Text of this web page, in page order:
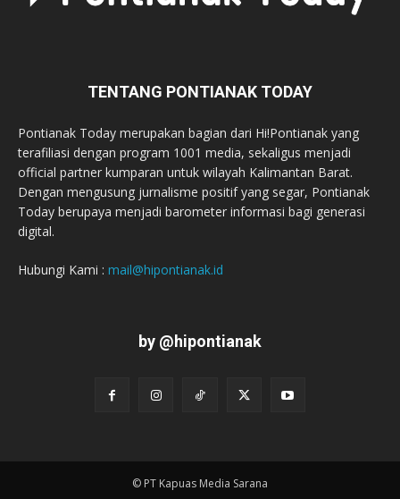
TENTANG PONTIANAK TODAY
Pontianak Today merupakan bagian dari Hi!Pontianak yang
terafiliasi dengan program 1001 media, sekaligus menjadi
official partner kumparan untuk wilayah Kalimantan Barat.
Dengan mengusung jurnalisme positif yang segar, Pontianak
Today berupaya menjadi barometer informasi bagi generasi
digital.
Hubungi Kami : mail@hipontianak.id
by @hipontianak
© PT Kapuas Media Sarana